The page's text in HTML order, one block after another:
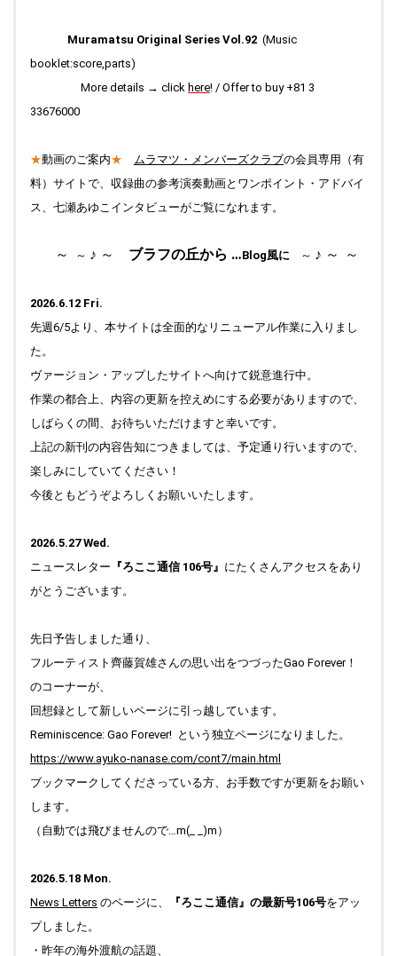
しみ は、Comments のページ (楽曲への思い(3)コーナー)に
引っ越しました。Works に最新情報を追加しました。
2026.01.05
Top "ブラフの丘から" 更新しました。
Top "ブラフの丘から" 更新しました。
2025.12.20
Top " Field work Finland " 写真のキャプションをアップしまし
2025.12.17
2025.12.15
Top "ブラフの丘から" 更新しました。
2025.12.03
Top "ブラフの丘から" 更新しました。”Field work Finland”写真
のキャプションをアップしています。
2025.12.01
Top "Field work Finland " 新シリーズをスタートし、写真をア
2025.11.24
Top " Field work Praha (Prague) " 写真のキャプションをアッ
プしました。"ブラフの丘から"も更新しています。
Top " Field work Praha (Prague) "写真を更新しました。
2025.10.31
Top "Field work Praha(Prague) " 写真のキャプションをアップ
しました。
2025.10.27
Top "Field work Praha (Prague)" 写真を更新しました。"ブラ
フの丘から"も更新しています。
2025.10.20
Top "季節の一曲" コメントをアップしました。
Profile 写真を更新しました。
2025.10.17
Top "Field work Praha (Prague)" 写真のキャプションをアップ
しました。
Muramatsu Original Series Vol.92 (Music
booklet:score,parts)
More details → click here! / Offer to buy +81 3
33676000
★動画のご案内★ ムラマツ・メンバーズクラブの会員専用（有
料）サイトで、収録曲の参考演奏動画とワンポイント・アドバイ
ス、七瀬あゆこインタビューがご覧になれます。
～ ～ ♪ ～ ブラフの丘から …Blog風に ～ ♪ ～ ～
2026.6.12 Fri.
先週6/5より、本サイトは全面的なリニューアル作業に入りまし
た。
ヴァージョン・アップしたサイトへ向けて鋭意進行中。
作業の都合上、内容の更新を控えめにする必要がありますので、
しばらくの間、お待ちいただけますと幸いです。
上記の新刊の内容告知につきましては、予定通り行いますので、
楽しみにしていてください！
今後ともどうぞよろしくお願いいたします。
2026.5.27 Wed.
ニュースレター 『ろここ通信 106号』 にたくさんアクセスをあり
がとうございます。
先日予告しました通り、
フルーティスト齊藤賀雄さんの思い出をつづったGao Forever！
のコーナーが、
回想録として新しいページに引っ越しています。
Reminiscence: Gao Forever! という独立ページになりました。
https://www.ayuko-nanase.com/cont7/main.html
ブックマークしてくださっている方、お手数ですが更新をお願い
します。
（自動では飛びませんので…m(_ _)m）
2026.5.18 Mon.
News Letters のページに、 『ろここ通信』の最新号106号をアッ
プしました。
・昨年の海外渡航の話題、